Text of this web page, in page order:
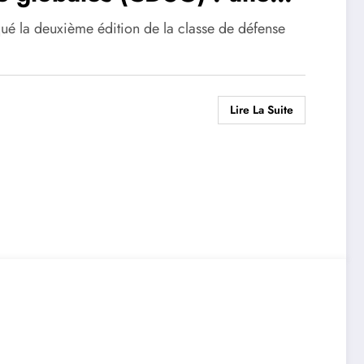
par les élèves
la deuxième édition de la classe de défense
Lire La Suite